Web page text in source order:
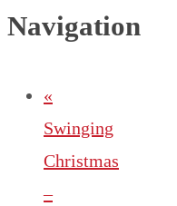
Navigation
«
Swinging
Christmas
–